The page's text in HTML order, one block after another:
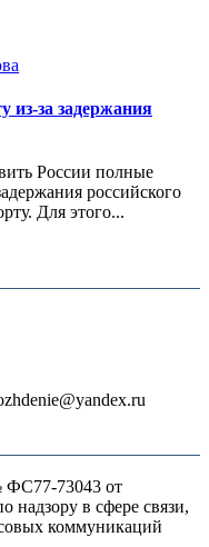
из-за задержания
России полные
российского
Для этого...
73043 от
надзору в сфере связи,
коммуникаций